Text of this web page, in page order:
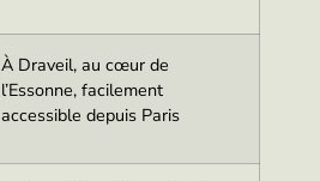
À Draveil, au cœur de
l’Essonne, facilement
accessible depuis Paris